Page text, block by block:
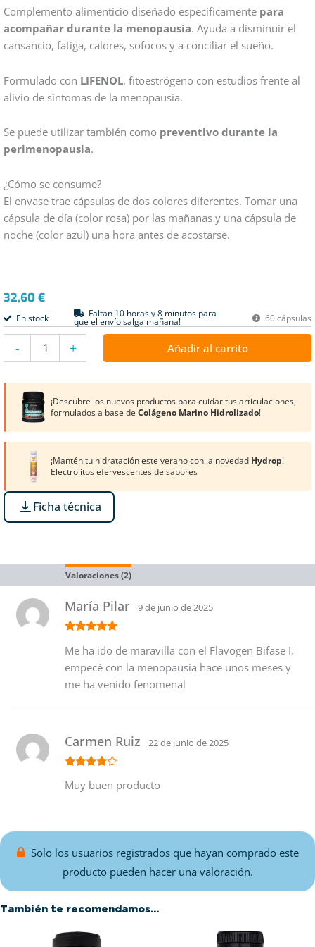
Valorado
con 4.50
de 5 en
base a
2
valoraciones
Complemento alimenticio diseñado específicamente para
acompañar durante la menopausia. Ayuda a disminuir el
cansancio, fatiga, calores, sofocos y a conciliar el sueño.
Formulado con LIFENOL, fitoestrógeno con estudios frente al
alivio de síntomas de la menopausia.
Se puede utilizar también como preventivo durante la
perimenopausia.
¿Cómo se consume?
El envase trae cápsulas de dos colores diferentes. Tomar una
cápsula de día (color rosa) por las mañanas y una cápsula de
noche (color azul) una hora antes de acostarse.
32,60 €
En stock
Faltan 10 horas y 8 minutos para
que el envío salga mañana!
60 cápsulas
- + Añadir al carrito
¡Descubre los nuevos productos para cuidar tus articulaciones,
formulados a base de Colágeno Marino Hidrolizado!
¡Mantén tu hidratación este verano con la novedad Hydrop!
Electrolitos efervescentes de sabores
Ficha técnica
Valoraciones (2)
con 5de 5
María Pilar 9 de junio de 2025
Me ha ido de maravilla con el Flavogen Bifase I,
empecé con la menopausia hace unos meses y
me ha venido fenomenal
con4 de
Carmen Ruiz 22 de junio de 2025
Muy buen producto
Solo los usuarios registrados que hayan comprado este
producto pueden hacer una valoración.
También te recomendamos…